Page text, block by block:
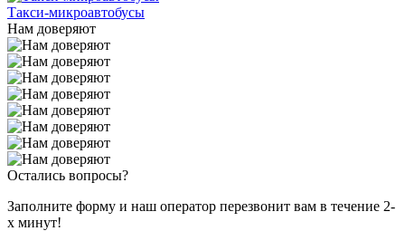
Такси-микроавтобусы
Нам доверяют
Остались вопросы?
Заполните форму и наш оператор перезвонит вам в течение 2-
х минут!